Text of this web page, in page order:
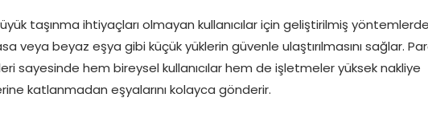
taşınma ihtiyaçları olmayan kullanıcılar için geliştirilmiş
veya beyaz eşya gibi küçük yüklerin güvenle ulaştırılmasını sağlar.
sayesinde hem bireysel kullanıcılar hem de işletmeler yüksek nakliye
katlanmadan eşyalarını kolayca gönderir.